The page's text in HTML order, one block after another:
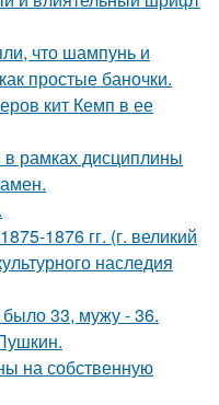
что шампунь и
простые баночки.
кит Кемп в ее
рамках дисциплины
1876 гг. (г. великий
наследия
33, мужу - 36.
на собственную